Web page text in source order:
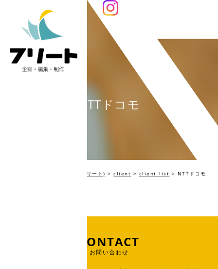
NTTドコモ
編集プロダクション Fleet(フリート) >client > client_list > NTTドコモ
CONTACT
お問い合わせ